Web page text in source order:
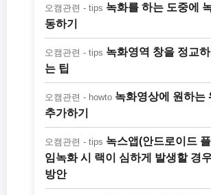
오캠관련 - tips 녹화를 하는 도중에
동하기
오캠관련 - tips 녹화영역 창을 정교
는 팁
오캠관련 - howto 녹화영상에 원하는
추가하기
오캠관련 - tips 녹스앱(안드로이드
임녹화 시 랙이 심하게 발생할 경
방안